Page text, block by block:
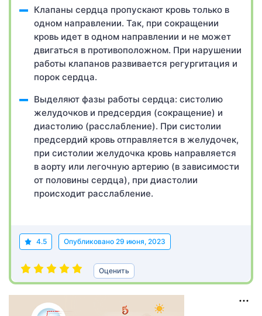
Клапаны сердца пропускают кровь только в
одном направлении. Так, при сокращении
кровь идет в одном направлении и не может
двигаться в противоположном. При нарушении
работы клапанов развивается регургитация и
порок сердца.
Выделяют фазы работы сердца: систолию
желудочков и предсердия (сокращение) и
диастолию (расслабление). При систолии
предсердий кровь отправляется в желудочек,
при систолии желудочка кровь направляется
в аорту или легочную артерию (в зависимости
от половины сердца), при диастолии
происходит расслабление.
4.5 Опубликовано 29 июня, 2023
Оценить